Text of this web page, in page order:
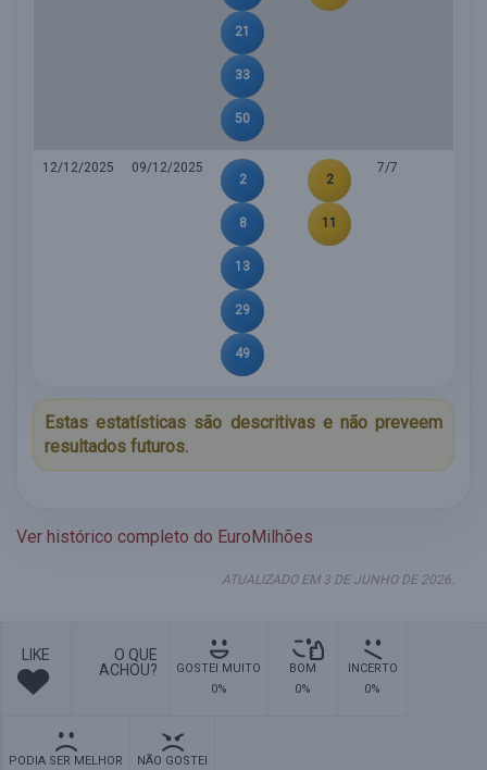
21
33
50
12/12/2025
09/12/2025
2
8
13
29
49
2
11
7/7
Estas estatísticas são descritivas e não preveem
resultados futuros.
Ver histórico completo do EuroMilhões
ATUALIZADO EM 3 DE JUNHO DE 2026.
LIKE
O QUE
ACHOU?
GOSTEI MUITO
0%
BOM
0%
INCERTO
0%
PODIA SER MELHOR
NÃO GOSTEI